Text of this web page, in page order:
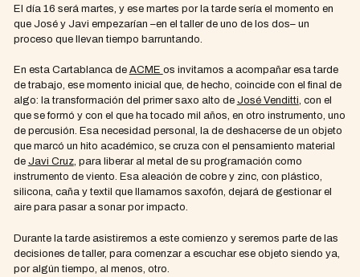
El día 16 será martes, y ese martes por la tarde sería el momento en
que José y Javi empezarían –en el taller de uno de los dos– un
proceso que llevan tiempo barruntando.
En esta Cartablanca de ACME os invitamos a acompañar esa tarde
de trabajo, ese momento inicial que, de hecho, coincide con el final de
algo: la transformación del primer saxo alto de José Venditti, con el
que se formó y con el que ha tocado mil años, en otro instrumento, uno
de percusión. Esa necesidad personal, la de deshacerse de un objeto
que marcó un hito académico, se cruza con el pensamiento material
de Javi Cruz, para liberar al metal de su programación como
instrumento de viento. Esa aleación de cobre y zinc, con plástico,
silicona, caña y textil que llamamos saxofón, dejará de gestionar el
aire para pasar a sonar por impacto.
Durante la tarde asistiremos a este comienzo y seremos parte de las
decisiones de taller, para comenzar a escuchar ese objeto siendo ya,
por algún tiempo, al menos, otro.